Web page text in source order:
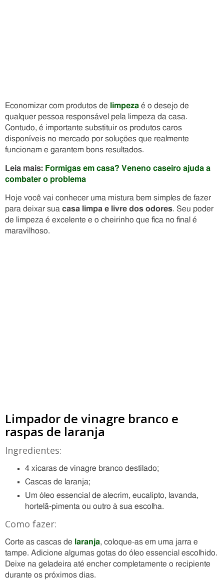
Economizar com produtos de limpeza é o desejo de
qualquer pessoa responsável pela limpeza da casa.
Contudo, é importante substituir os produtos caros
disponíveis no mercado por soluções que realmente
funcionam e garantem bons resultados.
Leia mais: Formigas em casa? Veneno caseiro ajuda a
combater o problema
Hoje você vai conhecer uma mistura bem simples de fazer
para deixar sua casa limpa e livre dos odores. Seu poder
de limpeza é excelente e o cheirinho que fica no final é
maravilhoso.
Limpador de vinagre branco e
raspas de laranja
Ingredientes:
4 xícaras de vinagre branco destilado;
Cascas de laranja;
Um óleo essencial de alecrim, eucalipto, lavanda,
hortelã-pimenta ou outro à sua escolha.
Como fazer:
Corte as cascas de laranja, coloque-as em uma jarra e
tampe. Adicione algumas gotas do óleo essencial escolhido.
Deixe na geladeira até encher completamente o recipiente
durante os próximos dias.